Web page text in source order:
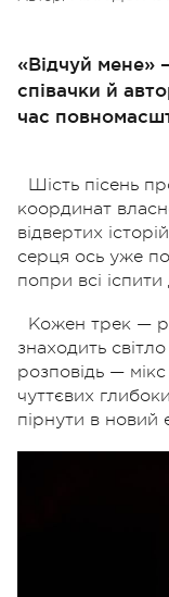
«Відчуй мене»
співачки й
час
Шість пісень
координат
відвертих
серця ось уже
попри всі іспити
Кожен трек —
знаходить
розповідь —
чуттєвих
пірнути в новий